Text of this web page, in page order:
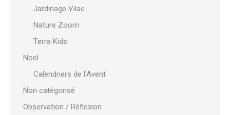
Jardinage Vilac
Nature Zoom
Terra Kids
Noël
Calendriers de l'Avent
Non catégorisé
Observation / Réflexion